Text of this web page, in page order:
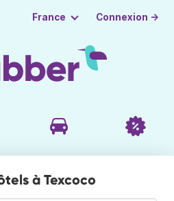
France Connexion →
à Texcoco